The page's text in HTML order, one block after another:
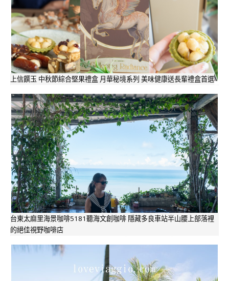
上信饌玉 中秋節綜合堅果禮盒 月華秘境系列 美味健康送長輩禮盒首選
台東太麻里海景咖啡5181聽海文創咖啡 隱藏多良車站半山腰上部落裡
的絕佳視野咖啡店